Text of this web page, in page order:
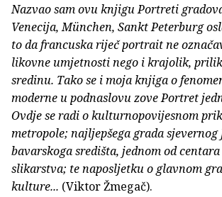
Nazvao sam ovu knjigu Portreti
Venecija, München, Sankt Peterburg
to da francuska riječ portrait ne
likovne umjetnosti nego i krajolik,
sredinu. Tako se i moja knjiga o
moderne u podnaslovu zove Portret
Ovdje se radi o kulturnopovijesnom
metropole; najljepšega grada sjevernog
bavarskoga središta, jednom od
slikarstva; te naposljetku o glavnom
kulture... (Viktor Žmegač).